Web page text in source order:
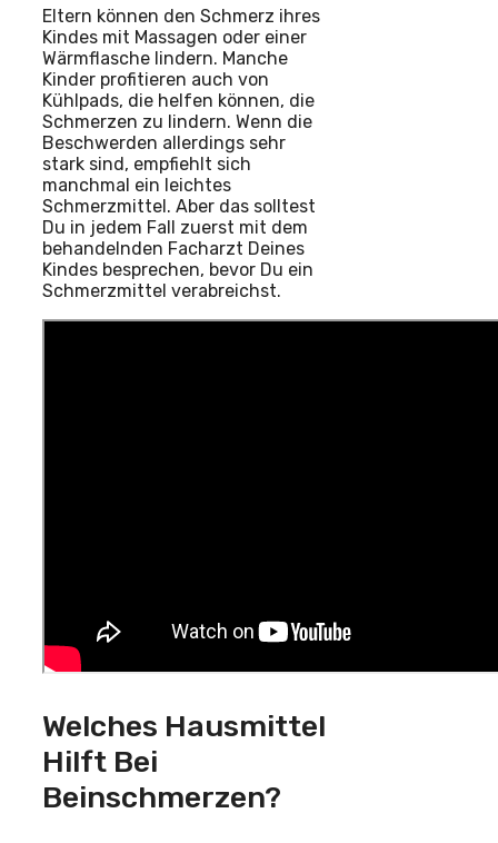
Eltern können den Schmerz ihres
Kindes mit Massagen oder einer
Wärmflasche lindern. Manche
Kinder profitieren auch von
Kühlpads, die helfen können, die
Schmerzen zu lindern. Wenn die
Beschwerden allerdings sehr
stark sind, empfiehlt sich
manchmal ein leichtes
Schmerzmittel. Aber das solltest
Du in jedem Fall zuerst mit dem
behandelnden Facharzt Deines
Kindes besprechen, bevor Du ein
Schmerzmittel verabreichst.
Welches Hausmittel
Hilft Bei
Beinschmerzen?